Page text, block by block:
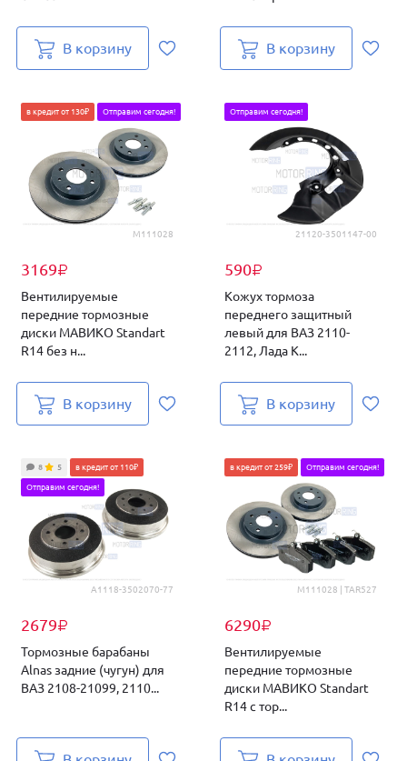
В корзину В корзину
M111028
3169₽
в кредит от 130₽ Отправим сегодня!
Вентилируемые
передние тормозные
диски МАВИКО Standart
R14 без н...
В корзину
21120-3501147-00
590₽
Отправим сегодня!
Кожух тормоза
переднего защитный
левый для ВАЗ 2110-
2112, Лада К...
В корзину
А1118-3502070-77
2679₽
8 5 в кредит от 110₽
Отправим сегодня!
Тормозные барабаны
Alnas задние (чугун) для
ВАЗ 2108-21099, 2110...
M111028 | TAR527
6290₽
в кредит от 259₽ Отправим сегодня!
Вентилируемые
передние тормозные
диски МАВИКО Standart
R14 с тор...